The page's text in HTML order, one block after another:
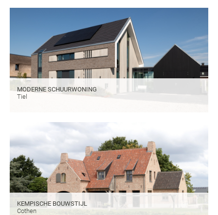
MODERNE SCHUURWONING
Tiel
KEMPISCHE BOUWSTIJL
Cothen